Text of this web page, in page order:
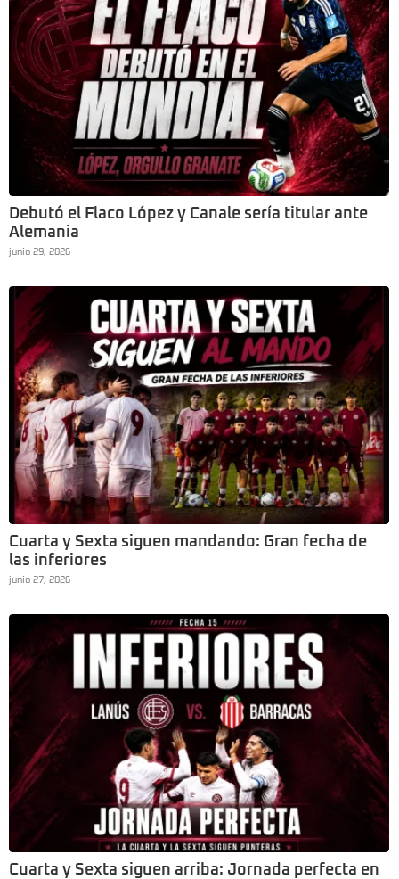
Debutó el Flaco López y Canale sería titular ante
Alemania
junio 29, 2026
Cuarta y Sexta siguen mandando: Gran fecha de
las inferiores
junio 27, 2026
Cuarta y Sexta siguen arriba: Jornada perfecta en